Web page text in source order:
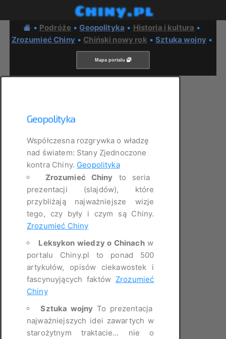
Chiny.pl
• Podróże •Geopolityka • Historia i kultura •
Zrozumieć Chiny• Chiński nowy rok •Sztuka wojny•
Mapa portalu
Geopolityka
Współczesna rozgrywka o władzę
nad światem: Stany Zjednoczone
kontra Chiny. Geopolityka
Zrozumieć Chiny to seria
prezentacji (slajdów), które
przybliżają najważniejsze wizje
tego, czy były i czym są Chiny.
Zrozumieć Chiny
Leksykon wiedzy o Chinachw
portalu Chiny.pl to ponad 500
artykułów, opisów ciekawostek i
fascynuyjących faktów Zrozumieć
Chiny
Sztuka wojny To prezentacja
najważniejszych idei zawartych w
starożytnym traktacie... nie o